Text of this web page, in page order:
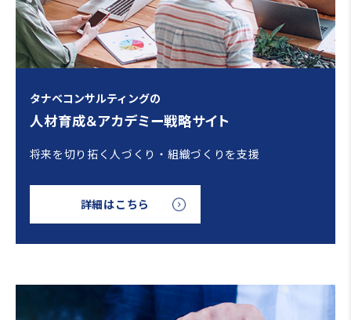
タナベコンサルティングの
人材育成＆アカデミー戦略サイト
将来を切り拓く人づくり・組織づくりを支援
詳細はこちら